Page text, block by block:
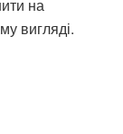
на
вигляді.